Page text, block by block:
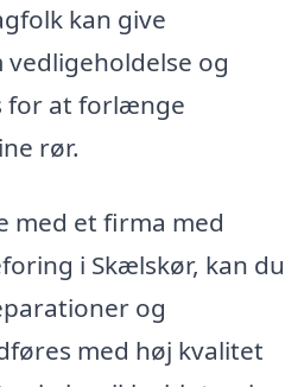
kan give
og
for at forlænge
rør.
med et firma med
i Skælskør, kan du
og
med høj kvalitet